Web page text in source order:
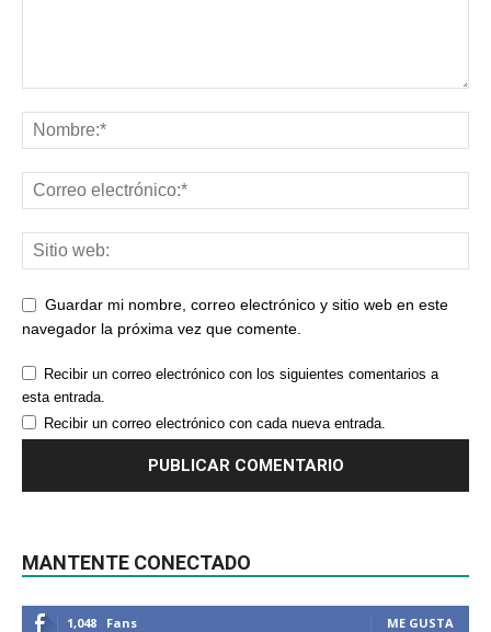
Guardar mi nombre, correo electrónico y sitio web en este
navegador la próxima vez que comente.
Recibir un correo electrónico con los siguientes comentarios a
esta entrada.
Recibir un correo electrónico con cada nueva entrada.
MANTENTE CONECTADO
1,048 Fans ME GUSTA